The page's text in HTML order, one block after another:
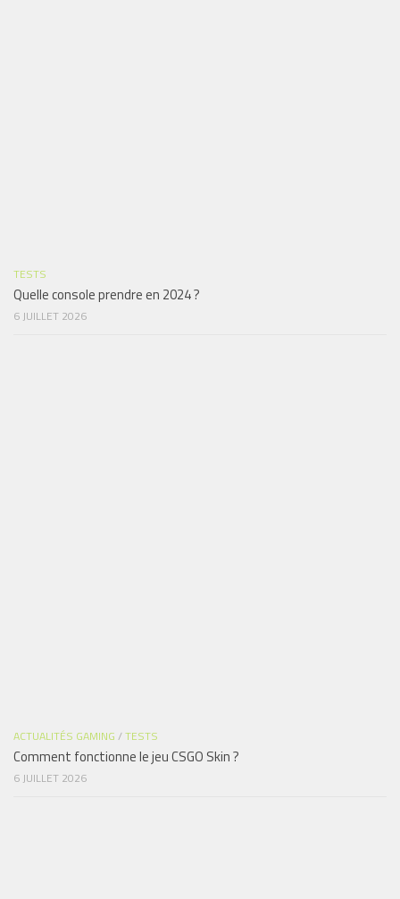
TESTS
Quelle console prendre en 2024 ?
6 JUILLET 2026
ACTUALITÉS GAMING /TESTS
Comment fonctionne le jeu CSGO Skin ?
6 JUILLET 2026